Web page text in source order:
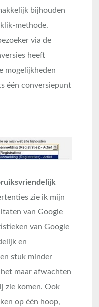
bijhouden
methode.
via de
heeft
mogelijkheden
één conversiepunt
zie ik mijn
van Google
van Google
en
stuk minder
maar afwachten
zie komen. Ook
op één hoop,